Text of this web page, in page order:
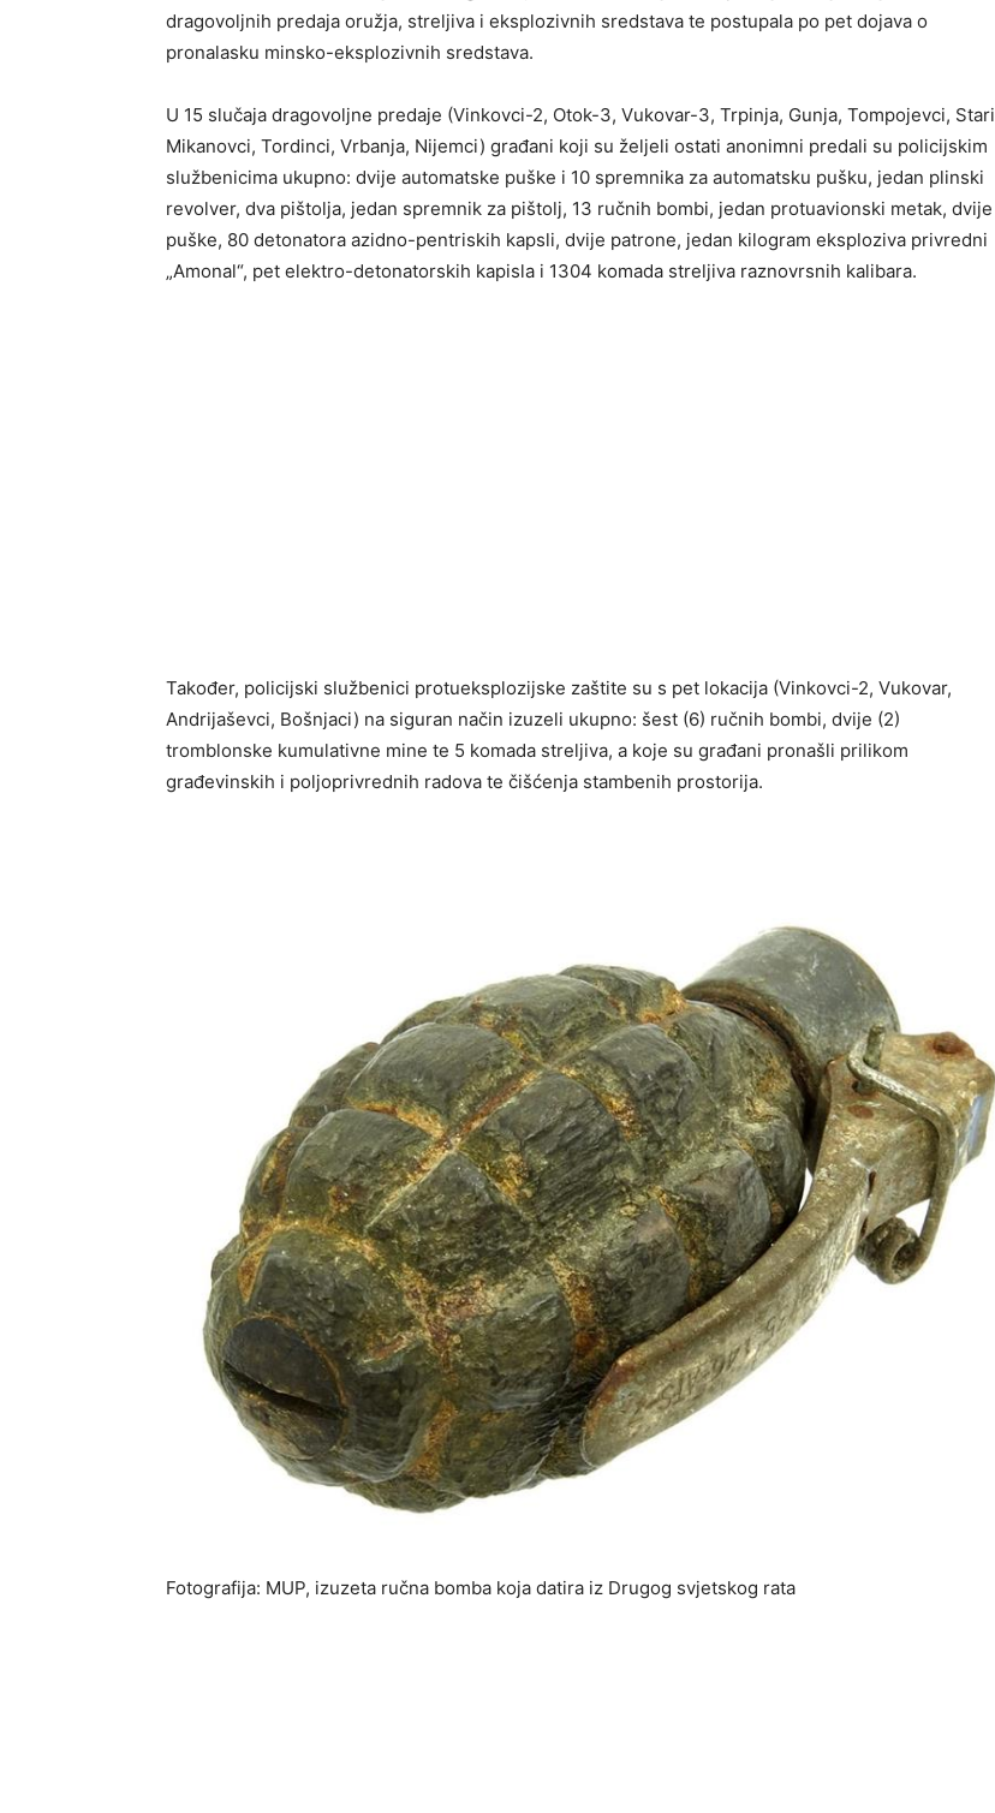
dragovoljnih predaja oružja, streljiva i eksplozivnih sredstava te postupala po pet dojava o
pronalasku minsko-eksplozivnih sredstava.
U 15 slučaja dragovoljne predaje (Vinkovci-2, Otok-3, Vukovar-3, Trpinja, Gunja, Tompojevci, Stari
Mikanovci, Tordinci, Vrbanja, Nijemci) građani koji su željeli ostati anonimni predali su policijskim
službenicima ukupno: dvije automatske puške i 10 spremnika za automatsku pušku, jedan plinski
revolver, dva pištolja, jedan spremnik za pištolj, 13 ručnih bombi, jedan protuavionski metak, dvije
puške, 80 detonatora azidno-pentriskih kapsli, dvije patrone, jedan kilogram eksploziva privredni
„Amonal“, pet elektro-detonatorskih kapisla i 1304 komada streljiva raznovrsnih kalibara.
Također, policijski službenici protueksplozijske zaštite su s pet lokacija (Vinkovci-2, Vukovar,
Andrijaševci, Bošnjaci) na siguran način izuzeli ukupno: šest (6) ručnih bombi, dvije (2)
tromblonske kumulativne mine te 5 komada streljiva, a koje su građani pronašli prilikom
građevinskih i poljoprivrednih radova te čišćenja stambenih prostorija.
Fotografija: MUP, izuzeta ručna bomba koja datira iz Drugog svjetskog rata